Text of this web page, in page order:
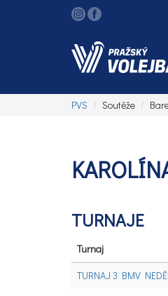
PVS Soutěže
TURNAJE
Turnaj
TURNAJ 3 BMV